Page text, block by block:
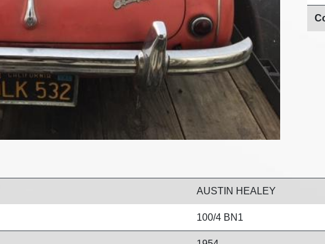
AUSTIN HEALEY
100/4 BN1